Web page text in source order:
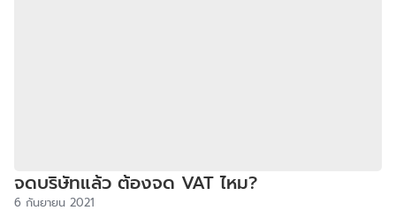
จดบริษัทแล้ว ต้องจด VAT ไหม?
6 กันยายน 2021